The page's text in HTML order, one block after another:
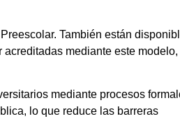
También están
mediante este modelo,
mediante procesos
lo que reduce las barreras